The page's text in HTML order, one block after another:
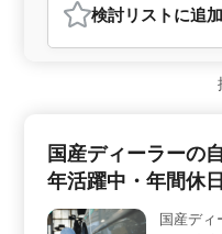
おすすめポイント
＜安定した雇用＞ 国産
す。正社員・契約社員
員、様々な雇用形態で
手当は全額支給してい
は火曜、夏季、年末年始
です。 ＜豊富な経験
検討リスト に追加
国産ディーラーの
年活躍中・年間休
国産ディ